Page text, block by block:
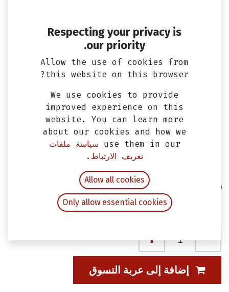
14 SYM اصلي
EGP شامل ضريبة القيمة المضافة
إضافة إلى عربة التسوق
Respecting your privacy is
our priority.
Allow the use of cookies from
this website on this browser?
We use cookies to provide
improved experience on this
website. You can learn more
about our cookies and how we
use them in our سياسة ملفات
تعريف الارتباط .
Allow all cookies
Only allow essential cookies